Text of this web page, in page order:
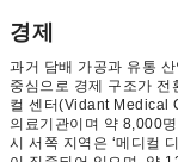
경제
과거 담배 가공과 유통
중심으로 경제 구조가 전
컬 센터(Vidant Medical
의료기관이며 약 8,000
시 서쪽 지역은 ‘메디컬